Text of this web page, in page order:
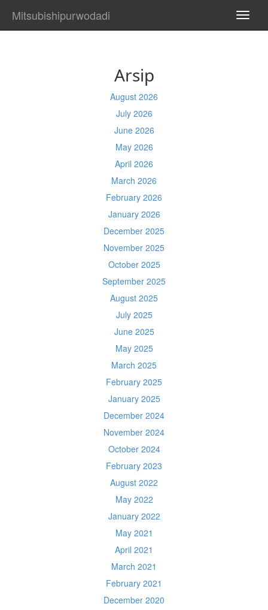
Mitsubishipurwodadi
Arsip
August 2026
July 2026
June 2026
May 2026
April 2026
March 2026
February 2026
January 2026
December 2025
November 2025
October 2025
September 2025
August 2025
July 2025
June 2025
May 2025
March 2025
February 2025
January 2025
December 2024
November 2024
October 2024
February 2023
August 2022
May 2022
January 2022
May 2021
April 2021
March 2021
February 2021
December 2020